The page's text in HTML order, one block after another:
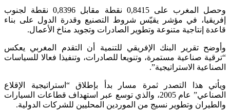
وحصل المغرب على 0,8415 نقطة مقابل 0,8396 نقطة لجنوب
إفريقيا، في مؤشر يقيّس شروط التصنيع وقدرة الدول على بناء
قاعدة إنتاجية متنوعة وتطوير الصادرات وتجويد مناخ الأعمال.
وأوضح تقرير البنك الإفريقي للتنمية أن التقدم المغربي يعكس
“ترقية صناعية مستمرة، وتنويعا للصادرات، وتنفيذا فعالا للسياسات
الصناعية الاستراتيجية”.
ويأتي هذا التصدر ثمرة مسار بدأ بإطلاق “استراتيجية الإقلاع
الصناعي” عام 2005، والذي توسع عبر استهداف قطاعات السيارات
والطيران وتطوير نسيج من الموردين المحليين للشركات الدولية.